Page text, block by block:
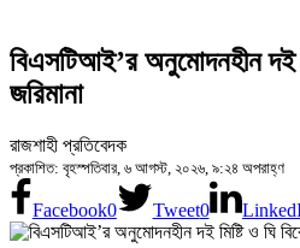
বিএসটিআই’র অনুমোদনহীন দই
জরিমানা
রাজশাহী প্রতিবেদক
প্রকাশিত: বৃহস্পতিবার, ৬ আগস্ট, ২০২৬, ৯:২৪ অপরাহ্ণ
Facebook0 Tweet0